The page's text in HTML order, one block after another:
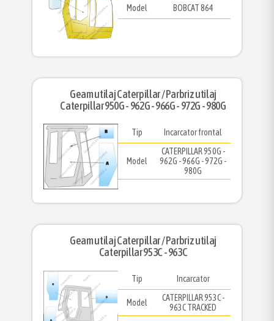
Model BOBCAT 864
Geam utilaj Caterpillar / Parbriz utilaj
Caterpillar 950G - 962G - 966G - 972G - 980G
Tip Incarcator frontal
Model
CATERPILLAR 950G -
962G - 966G - 972G -
980G
Geam utilaj Caterpillar / Parbriz utilaj
Caterpillar 953C - 963C
Tip Incarcator
Model
CATERPILLAR 953C -
963C TRACKED